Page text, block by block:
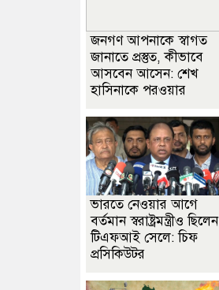
জনগণ আপনাকে স্বাগত
জানাতে প্রস্তুত, কীভাবে
আসবেন আসেন: শেখ
হাসিনাকে পরওয়ার
ভারতে নেওয়ার আগে
বর্তমান স্বরাষ্ট্রমন্ত্রীও ছিলেন
টিএফআই সেলে: চিফ
প্রসিকিউটর